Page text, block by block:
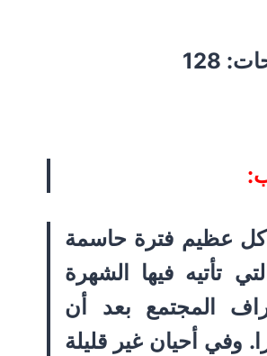
128
عظيم فترة حاسمة
تأتيه فيها الشهرة
المجتمع بعد أن
وفي أحيان غير قليلة